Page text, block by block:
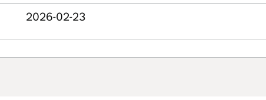
2026-02-23